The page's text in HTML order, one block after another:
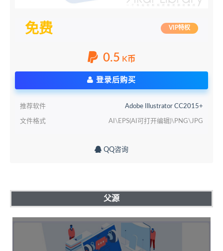
免费 VIP特权
0.5 K币
登录后购买
推荐软件 Adobe Illustrator CC2015+
文件格式 AI\EPS(AI可打开编辑)\PNG\JPG
QQ咨询
父源